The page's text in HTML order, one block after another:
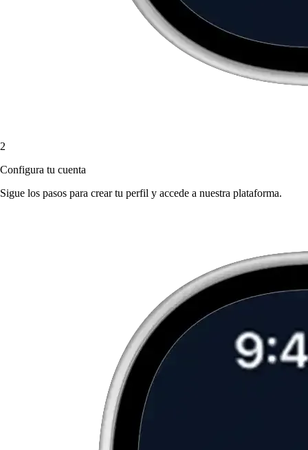
2
Configura tu cuenta
Sigue los pasos para crear tu perfil y accede a nuestra plataforma.